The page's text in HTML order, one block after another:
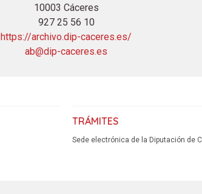
10003 Cáceres
927 25 56 10
https://archivo.dip-caceres.es/
ab@dip-caceres.es
TRÁMITES
Sede electrónica de la Diputación de